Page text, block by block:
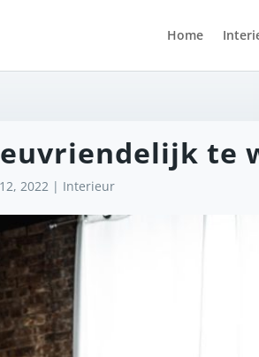
Home
te
2022 | Interieur